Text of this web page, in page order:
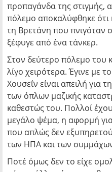
προπαγάνδα της στιγμής,
πόλεμο αποκαλύφθηκε
τη Βρετάνη που πνιγόταν
ξέφυγε από ένα τάνκερ.
Στον δεύτερο πόλεμο
λίγο χειρότερα. Έγινε με
Χουσεΐν είναι απειλή για
των όπλων μαζικής
καθεστώς του. Πολλοί
μεγάλο ψέμα, η αφορμή
που απλώς δεν
των ΗΠΑ και των
Ποτέ όμως δεν το είχε